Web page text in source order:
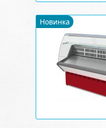
Новинка